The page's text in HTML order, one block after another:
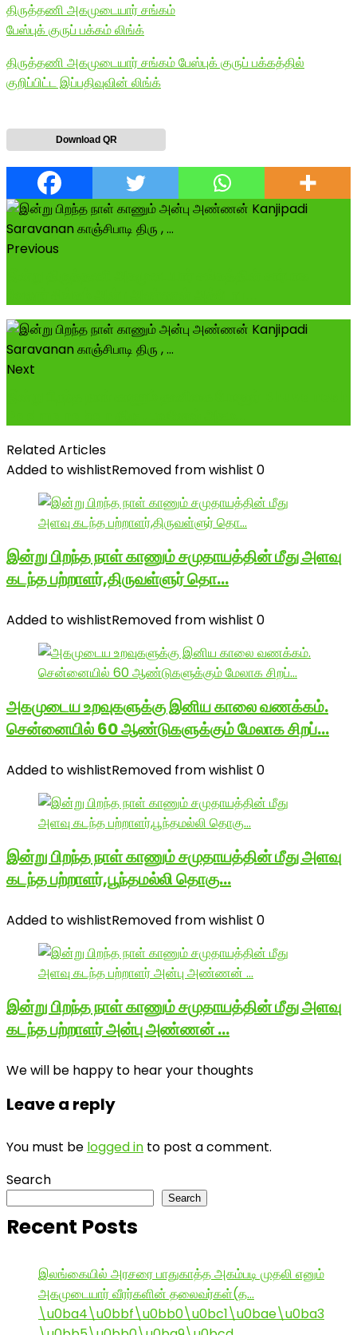
திருத்தணி அகமுடையார் சங்கம்
பேஸ்புக் குருப் பக்கம் லிங்க்
திருத்தணி அகமுடையார் சங்கம் பேஸ்புக் குருப் பக்கத்தில்
குறிப்பிட்ட இப்பதிவுவின் லிங்க்
Download QR
Previous
Next
Related Articles
Added to wishlistRemoved from wishlist 0
இன்று பிறந்த நாள் காணும் சமுதாயத்தின் மீது அளவு
கடந்த பற்றாளர்,திருவள்ளுர் தொ…
Added to wishlistRemoved from wishlist 0
அகமுடைய உறவுகளுக்கு இனிய காலை வணக்கம்.
சென்னையில் 60 ஆண்டுகளுக்கும் மேலாக சிறப்…
Added to wishlistRemoved from wishlist 0
இன்று பிறந்த நாள் காணும் சமுதாயத்தின் மீது அளவு
கடந்த பற்றாளர்,பூந்தமல்லி தொகு…
Added to wishlistRemoved from wishlist 0
இன்று பிறந்த நாள் காணும் சமுதாயத்தின் மீது அளவு
கடந்த பற்றாளர் அன்பு அண்ணன் …
We will be happy to hear your thoughts
Leave a reply
You must be logged in to post a comment.
Search
Search
Recent Posts
இலங்கையில் அரசரை பாதுகாத்த அகம்படி முதலி எனும்
அகமுடையார் வீரர்களின் தலைவர்கள்(த…
\u0ba4\u0bbf\u0bb0\u0bc1\u0bae\u0ba3